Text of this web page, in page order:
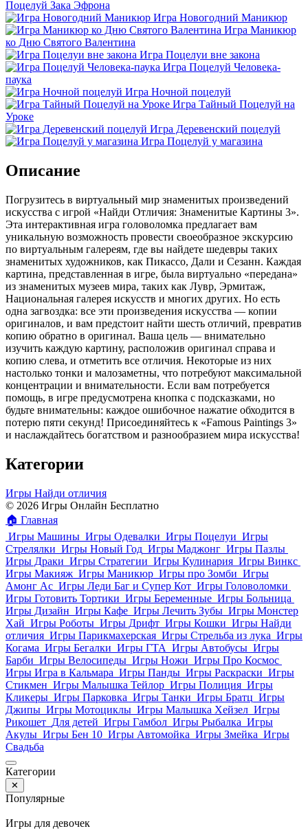
Поцелуй Зака Эфрона
Игра Новогодний Маникюр
Игра Маникюр
ко Дню Святого Валентина
Игра Поцелуи вне закона
Игра Поцелуй Человека-
паука
Игра Ночной поцелуй
Игра Тайный Поцелуй на
Уроке
Игра Деревенский поцелуй
Игра Поцелуй у магазина
Описание
Погрузитесь в виртуальный мир знаменитых произведений
искусства с игрой «Найди Отличия: Знаменитые Картины 3».
Эта интерактивная игра головоломка предлагает вам
уникальную возможность провести своеобразное экскурсию
по виртуальным галереям, где вы найдете шедевры таких
знаменитых художников, как Пикассо, Дали и Сезанн. Каждая
картина, представленная в игре, была виртуально «передана»
из знаменитых музеев мира, таких как Лувр, Эрмитаж,
Национальная галерея искусств и многих других. Но есть
одна загвоздка: все эти произведения искусства — копии
оригиналов, и вам предстоит найти шесть отличий, превратив
копию обратно в оригинал. Ваша цель — внимательно
изучить каждую картину, расположив оригинал справа и
копию слева, и отметить все отличия. Некоторые из них
настолько тонки и малозаметны, что потребуют максимальной
концентрации и внимательности. Если вам потребуется
помощь, в игре предусмотрена кнопка с подсказками, но
будьте внимательны: каждое ошибочное нажатие обходится в
потерю пяти секунд! Присоединяйтесь к «Famous Paintings 3»
и наслаждайтесь богатством и разнообразием мира искусства!
Категории
Игры Найди отличия
© 2026 Игры Онлайн Бесплатно
🏠 Главная
Игры Машины Игры Одевалки Игры Поцелуи Игры
Стрелялки Игры Новый Год Игры Маджонг Игры Пазлы
Игры Драки Игры Стратегии Игры Кулинария Игры Винкс
Игры Макияж Игры Маникюр Игры про Зомби Игры
Амонг Ас Игры Леди Баг и Супер Кот Игры Головоломки
Игры Готовить Тортики Игры Беременные Игры Больница
Игры Дизайн Игры Кафе Игры Лечить Зубы Игры Монстер
Хай Игры Роботы Игры Дрифт Игры Кошки Игры Найди
отличия Игры Парикмахерская Игры Стрельба из лука Игры
Когама Игры Бегалки Игры ГТА Игры Автобусы Игры
Барби Игры Велосипеды Игры Ножи Игры Про Космос
Игры Игра в Кальмара Игры Панды Игры Раскраски Игры
Стикмен Игры Малышка Тейлор Игры Полиция Игры
Кликеры Игры Парковка Игры Танки Игры Братц Игры
Джипы Игры Мотоциклы Игры Малышка Хейзел Игры
Рикошет Для детей Игры Гамбол Игры Рыбалка Игры
Акулы Игры Бен 10 Игры Автомойка Игры Змейка Игры
Свадьба
Категории
✕
Популярные
Игры для девочек